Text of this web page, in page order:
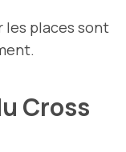
les places sont
Cross